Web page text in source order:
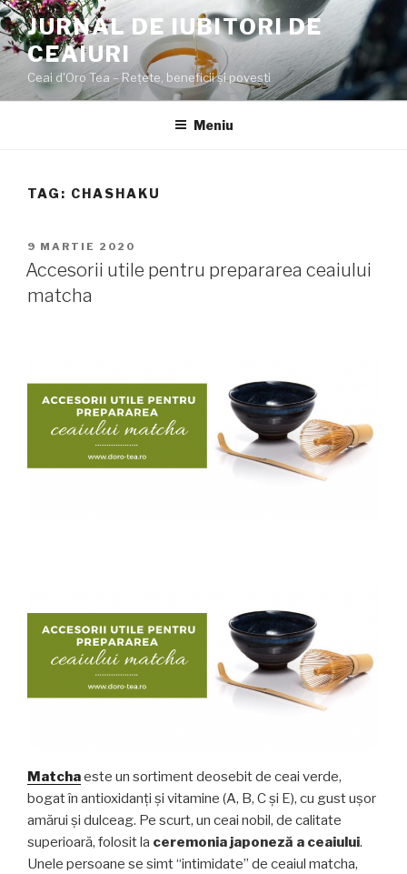
Sari
la
conținut
JURNAL DE IUBITORI DE
CEAIURI
Ceai d'Oro Tea – Rețete, beneficii şi poveşti
Meniu
TAG: CHASHAKU
PUBLICAT
PE
9 MARTIE 2020
Accesorii utile pentru prepararea ceaiului
matcha
Matchaeste un sortiment deosebit de ceai verde,
bogat în antioxidanți și vitamine (A, B, C și E), cu gust ușor
amărui și dulceag. Pe scurt, un ceai nobil, de calitate
superioară, folosit la ceremonia japoneză a ceaiului.
Unele persoane se simt “intimidate” de ceaiul matcha,